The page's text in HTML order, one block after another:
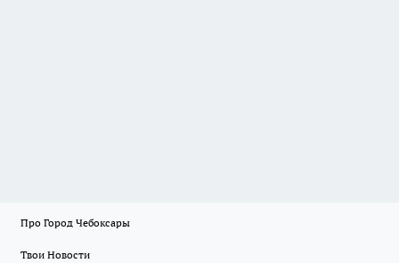
Про Город Чебоксары
Твои Новости